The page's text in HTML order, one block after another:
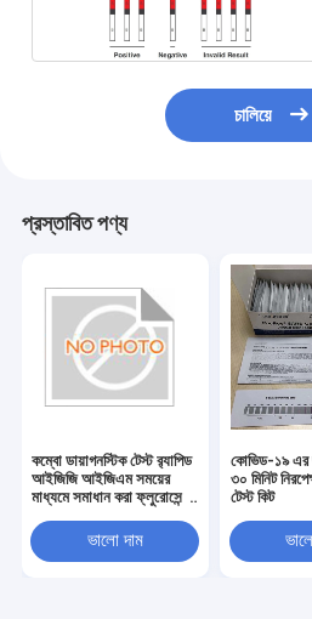
চালিয়ে
প্রস্তাবিত পণ্য
কম্বো ডায়াগনস্টিক টেস্ট র‍্যাপিড
আইজিজি আইজিএম সময়ের
মাধ্যমে সমাধান করা ফ্লুরোসেন্স
ভালো দাম
কোভিড-১৯ এর
৩০ মিনিট
টেস্ট কিট